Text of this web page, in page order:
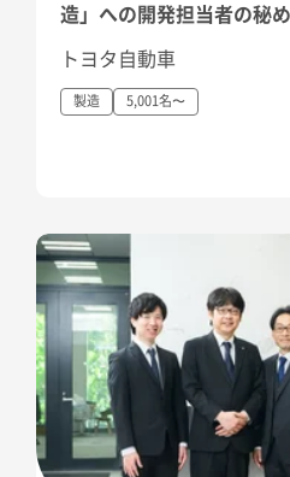
造」への開発担当者の秘
トヨタ自動車
製造 5,001名〜